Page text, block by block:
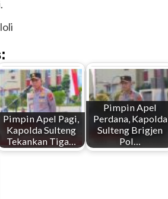
Pimpin Apel Pagi,
Kapolda Sulteng
Tekankan Tiga…
Pimpin Apel
Perdana, Kapolda
Sulteng Brigjen
Pol…